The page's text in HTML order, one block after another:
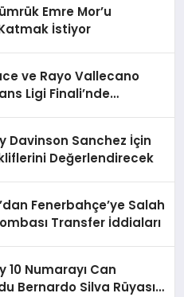
Emre Mor’u
İstiyor
ve Rayo Vallecano
Ligi Finali’nde
Davinson Sanchez İçin
Değerlendirecek
Fenerbahçe’ye Salah
Transfer İddiaları
Numarayı Can
Bernardo Silva Rüyası